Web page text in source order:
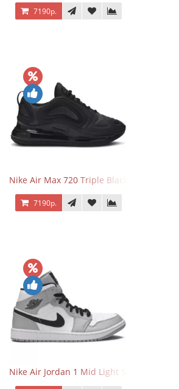
7190р.
Nike Air Max 720 Triple Black
7190р.
Nike Air Jordan 1 Mid Light Smoke Grey